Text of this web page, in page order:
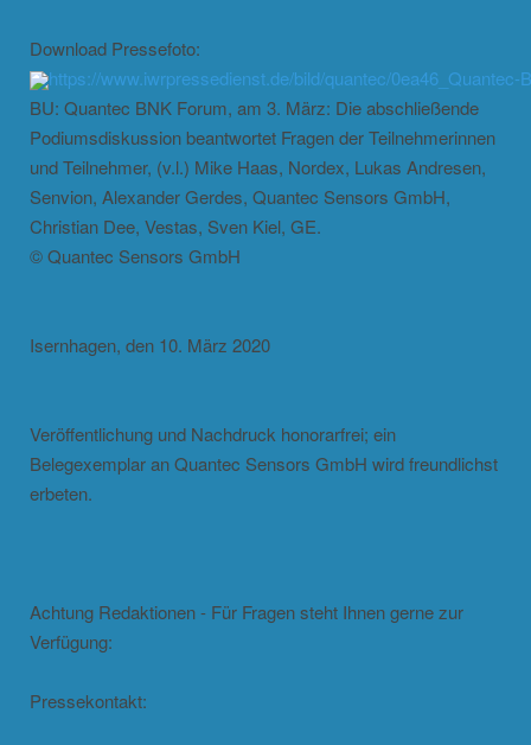
Download Pressefoto:
https://www.iwrpressedienst.de/bild/quantec/0ea46_Quantec-
BU: Quantec BNK Forum, am 3. März: Die abschließende
Podiumsdiskussion beantwortet Fragen der Teilnehmerinnen
und Teilnehmer, (v.l.) Mike Haas, Nordex, Lukas Andresen,
Senvion, Alexander Gerdes, Quantec Sensors GmbH,
Christian Dee, Vestas, Sven Kiel, GE.
© Quantec Sensors GmbH
Isernhagen, den 10. März 2020
Veröffentlichung und Nachdruck honorarfrei; ein
Belegexemplar an Quantec Sensors GmbH wird freundlichst
erbeten.
Achtung Redaktionen - Für Fragen steht Ihnen gerne zur
Verfügung:
Pressekontakt: